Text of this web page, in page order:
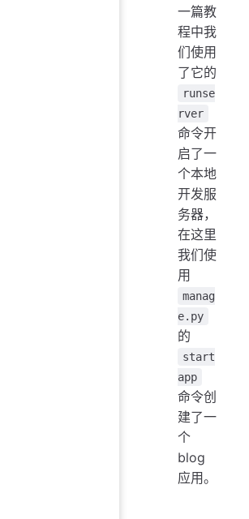
一篇教
程中我
们使用
了它的
runse
rver
命令开
启了一
个本地
开发服
务器，
在这里
我们使
用
manag
e.py
的
start
app
命令创
建了一
个
blog
应用。